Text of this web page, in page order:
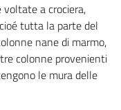
a crociera,
tutta la parte del
nane di marmo,
colonne provenienti
le mura delle